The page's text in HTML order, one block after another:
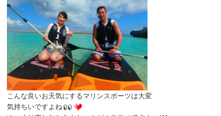
こんな良いお天気にするマリンスポーツは大変
気持ちいですよね